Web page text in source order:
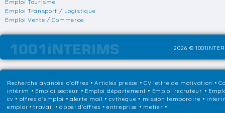
Emploi Tourisme
Emploi Transport / Logistique
Emploi Vente / Commerce
2026 ©
Recherche avancée d'offres •Articles presse • CV lettre de motivation •
intérim • Emploi secteur • Emploi département • Emploi recruteur •
cv • offres d'emploi • alerte mail • cvtheque • mission temporaire •
emploi • travail • appel d'offres • entreprise • metier •